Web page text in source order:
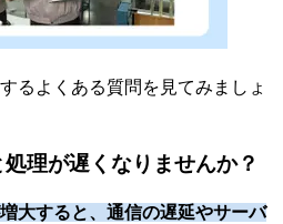
るよくある質問を見てみましょ
理が遅くなりませんか？
大すると、通信の遅延やサーバ